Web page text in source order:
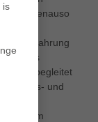
genauso
Erfahrung
als
begleitet
und
hin zum
is